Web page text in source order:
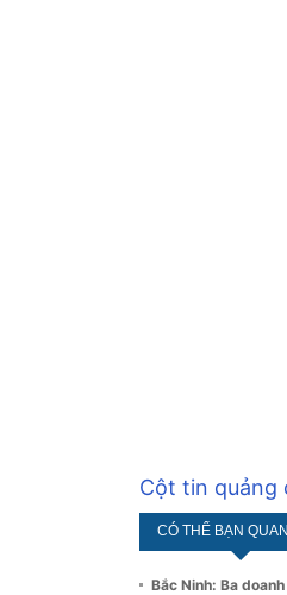
Cột tin quảng
CÓ THỂ BẠN
Bắc Ninh: Ba